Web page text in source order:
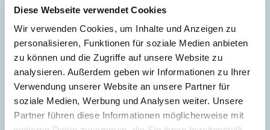
Diese Webseite verwendet Cookies
Wir verwenden Cookies, um Inhalte und Anzeigen zu
personalisieren, Funktionen für soziale Medien anbieten
zu können und die Zugriffe auf unsere Website zu
analysieren. Außerdem geben wir Informationen zu Ihrer
Verwendung unserer Website an unsere Partner für
soziale Medien, Werbung und Analysen weiter. Unsere
Partner führen diese Informationen möglicherweise mit
Energieverbrauch für Warmwasser
Energieausweis Werteklasse
B
Energieausweis Baujahr
2014
Energieausweis Gebäudeart
Wohngebäude
Heizung
Fernheizung
Befeuerung
Fernwärme